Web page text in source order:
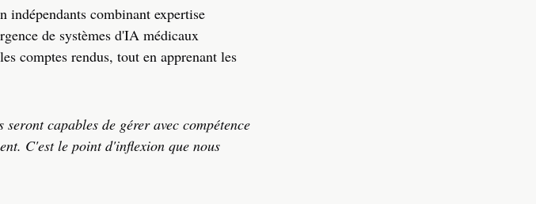
indépendants combinant expertise
de systèmes d'IA médicaux
comptes rendus, tout en apprenant les
seront capables de gérer avec compétence
C'est le point d'inflexion que nous